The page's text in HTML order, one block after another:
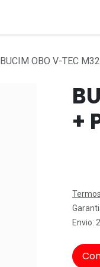
BUCIM OBO V-TEC
+
Envio: